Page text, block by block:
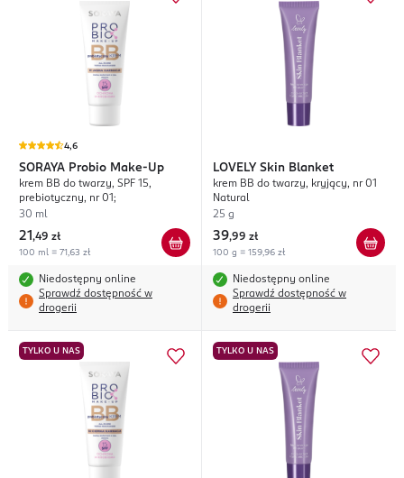
4,6
SORAYA Probio Make-Up
krem BB do twarzy, SPF 15,
prebiotyczny, nr 01;
30 ml
21 ,49 zł
100 ml = 71,63 zł
Niedostępny online
Sprawdź dostępność w
drogerii
LOVELY Skin Blanket
krem BB do twarzy, kryjący, nr 01
Natural
25 g
39,99 zł
100 g = 159,96 zł
Niedostępny online
Sprawdź dostępność w
drogerii
TYLKO U NAS TYLKO U NAS